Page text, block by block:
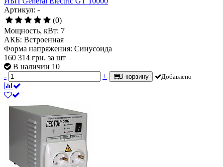
Артикул: -
(0)
Мощность, кВт: 7
АКБ: Встроенная
Форма напряжения: Синусоида
160 314 грн. за шт
В наличии 10
-
+ В корзину Добавлено